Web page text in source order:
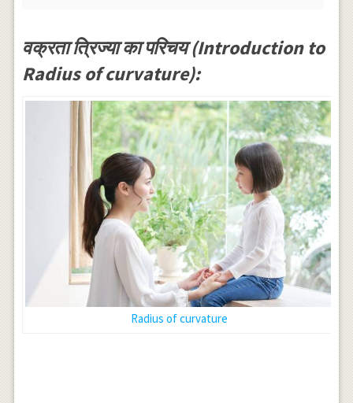
वक्रता त्रिज्या का परिचय (Introduction to
Radius of curvature):
Radius of curvature